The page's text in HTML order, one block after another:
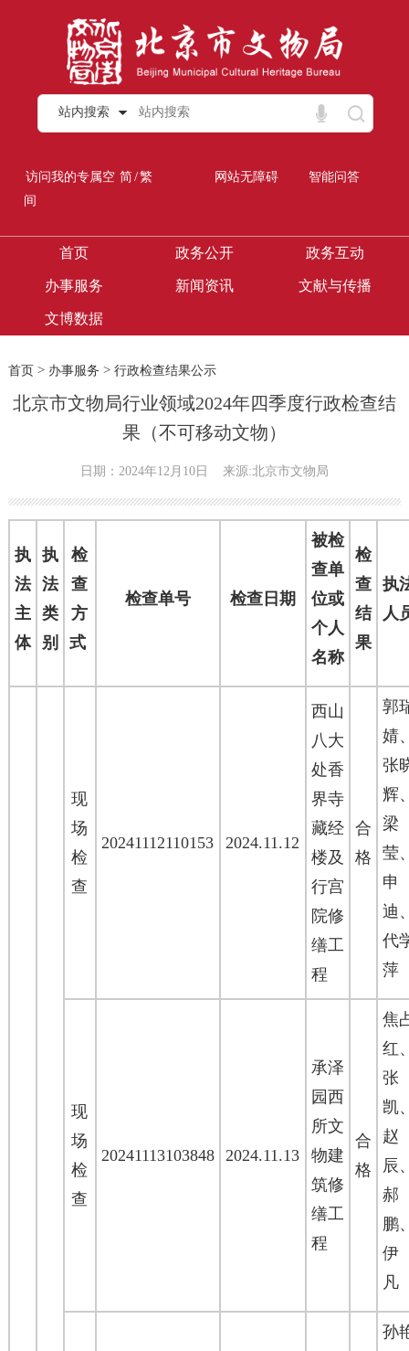
站内搜索
访问我的专属空
间
简/繁 网站无障碍 智能问答
首页 政务公开 政务互动
办事服务 新闻资讯 文献与传播
文博数据
首页> 办事服务 > 行政检查结果公示
北京市文物局行业领域2024年四季度行政检查结
果（不可移动文物）
日期：2024年12月10日 来源:北京市文物局
执
法
主
体
执
法
类
别
检
查
方
式
检查单号 检查日期
被检
查单
位或
个人
名称
检
查
结
果
执
人
现
场
检
查
20241112110153 2024.11.12
西山
八大
处香
界寺
藏经
楼及
行宫
院修
缮工
程
合
格
郭
婧
张
辉
莹
迪
代
萍
现
场
检
查
20241113103848 2024.11.13
承泽
园西
所文
物建
筑修
缮工
程
合
格
焦
红
凯
辰
鹏
凡
孙